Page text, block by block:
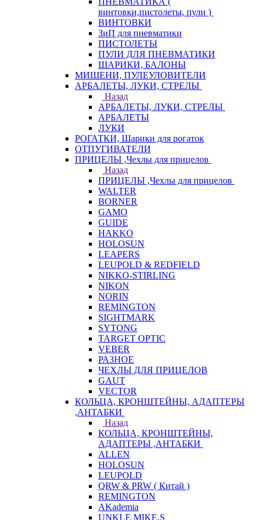
винтовки,пистолеты, пули )
ВИНТОВКИ
ЗиП для пневматики
ПИСТОЛЕТЫ
ПУЛИ ДЛЯ ПНЕВМАТИКИ
ШАРИКИ, БАЛОНЫ
МИШЕНИ, ПУЛЕУЛОВИТЕЛИ
АРБАЛЕТЫ, ЛУКИ, СТРЕЛЫ
Назад
АРБАЛЕТЫ, ЛУКИ, СТРЕЛЫ
АРБАЛЕТЫ
ЛУКИ
РОГАТКИ, Шарики для рогаток
ОТПУГИВАТЕЛИ
ПРИЦЕЛЫ ,Чехлы для прицелов
Назад
ПРИЦЕЛЫ ,Чехлы для прицелов
WALTER
BORNER
GAMO
GUIDE
HAKKO
HOLOSUN
LEAPERS
LEUPOLD & REDFIELD
NIKKO-STIRLING
NIKON
NORIN
REMINGTON
SIGHTMARK
SYTONG
TARGET OPTIC
VEBER
РАЗНОЕ
ЧЕХЛЫ ДЛЯ ПРИЦЕЛОВ
GAUT
VECTOR
КОЛЬЦА, КРОНШТЕЙНЫ, АДАПТЕРЫ
,АНТАБКИ
Назад
КОЛЬЦА, КРОНШТЕЙНЫ,
АДАПТЕРЫ ,АНТАБКИ
ALLEN
HOLOSUN
LEUPOLD
QRW & PRW ( Китай )
REMINGTON
AKademia
UNKLE MIKE.S